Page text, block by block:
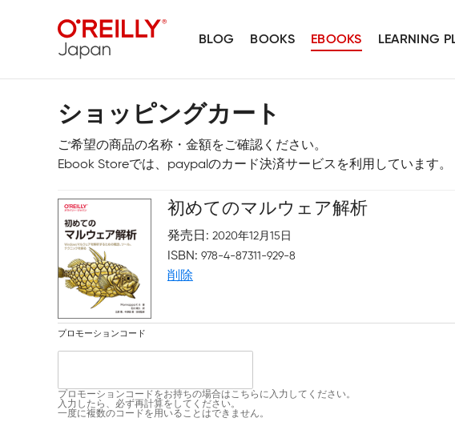
BLOG BOOKS EBOOKS LEARNING
ショッピングカート
ご希望の商品の名称・金額をご確認ください。
Ebook Storeでは、paypalのカード決済サービスを利用しています。
初めてのマルウェア解析
発売日 2020年12月15日
ISBN 978-4-87311-929-8
削除
プロモーションコード
プロモーションコードをお持ちの場合はこちらに入力してください。
入力したら、必ず再計算をしてください。
一度に複数のコードを用いることはできません。